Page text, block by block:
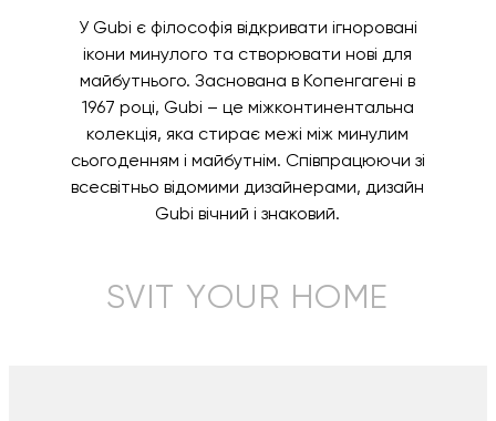
У Gubi є філософія відкривати ігноровані
ікони минулого та створювати нові для
майбутнього. Заснована в Копенгагені в
1967 році, Gubi – це міжконтинентальна
колекція, яка стирає межі між минулим
сьогоденням і майбутнім. Співпрацюючи зі
всесвітньо відомими дизайнерами, дизайн
Gubi вічний і знаковий.
SVIT YOUR HOME